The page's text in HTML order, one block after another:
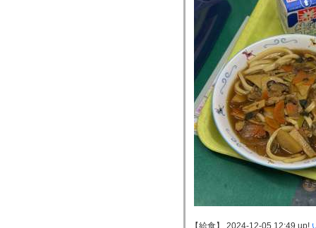
【給食】 2024-12-05 12:49 up!